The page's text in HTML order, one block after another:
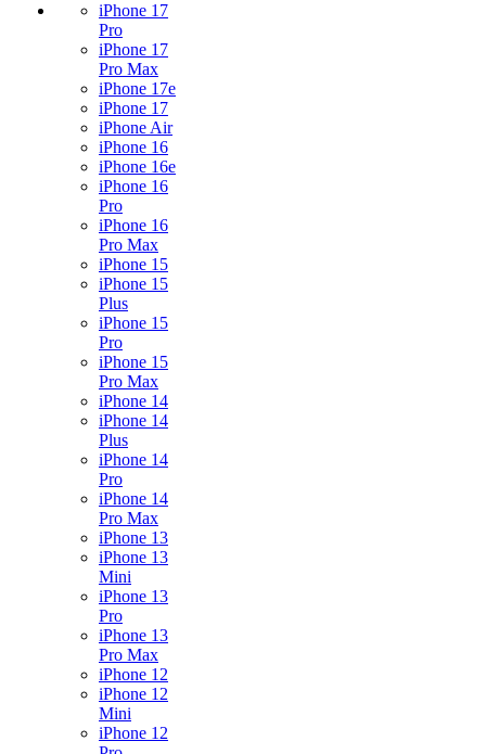
iPhone 17
Pro
iPhone 17
Pro Max
iPhone 17e
iPhone 17
iPhone Air
iPhone 16
iPhone 16e
iPhone 16
Pro
iPhone 16
Pro Max
iPhone 15
iPhone 15
Plus
iPhone 15
Pro
iPhone 15
Pro Max
iPhone 14
iPhone 14
Plus
iPhone 14
Pro
iPhone 14
Pro Max
iPhone 13
iPhone 13
Mini
iPhone 13
Pro
iPhone 13
Pro Max
iPhone 12
iPhone 12
Mini
iPhone 12